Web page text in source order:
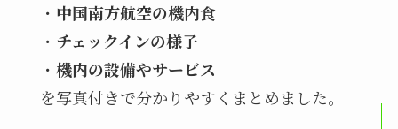
・ 中国南方航空の機内食
・ チェックインの様子
・ 機内の設備やサービス
を写真付きで分かりやすくまとめました。